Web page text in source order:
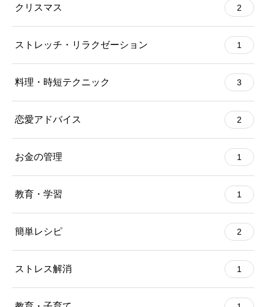
クリスマス 2
ストレッチ・リラクゼーション 1
料理・時短テクニック 3
恋愛アドバイス 2
お金の管理 1
教育・学習 1
簡単レシピ 2
ストレス解消 1